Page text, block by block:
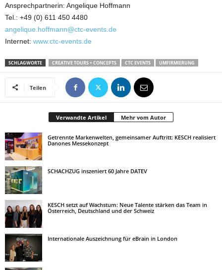
Ansprechpartnerin: Angelique Hoffmann
Tel.: +49 (0) 611 450 4480
angelique.hoffmann@ctc-events.de
Internet: www.ctc-events.de
SCHLAGWORTE CREATIVE TOURS + CONCEPTS CTC EVENTS UMFIRMIERUNG
Teilen
Verwandte Artikel Mehr vom Autor
Getrennte Markenwelten, gemeinsamer Auftritt: KESCH realisiert
Danones Messekonzept
SCHACHZUG inszeniert 60 Jahre DATEV
KESCH setzt auf Wachstum: Neue Talente stärken das Team in
Österreich, Deutschland und der Schweiz
Internationale Auszeichnung für eBrain in London